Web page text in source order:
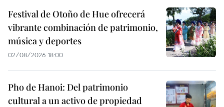
Festival de Otoño de Hue ofrecerá
vibrante combinación de patrimonio,
música y deportes
02/08/2026 18:00
Pho de Hanoi: Del patrimonio
cultural a un activo de propiedad